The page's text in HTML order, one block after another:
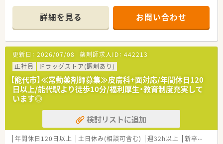
を広く展開している企業です。
■地域を大切にする企業として健康イベントや介護事業、お薬の
配達など社会貢献活動にも注力しています。
【店舗情報と応需状況について】
■JR五能線の能代駅から車で約5分という通勤しやすい立地に
店舗を構えております。
■1日の処方箋応需枚数は10枚程度と少なく面対応が中心でご
ざいますので落ち着いて業務に取り組めます。
■勤務体制は正社員薬剤師1名、パート薬剤師1名、事務員で協力
しながら業務を進めている状況です。
【求人情報について】
■ご経験に応じて年収600万円まで相談可能であり若くして高
年収を目指せる求人でございます。
詳細を見る お問い合わせ
更新日： 2026/07/08 薬剤師求人ID： 442213
正社員
ドラッグストア(調剤あり)
【能代市】≪常勤薬剤師募集≫皮膚科+面対応/年間休日120
日以上/能代駅より徒歩10分/福利厚生・教育制度充実して
います◎
検討リストに追加
年間休日120日以上 土日休み(相談可含む) 週32h以上 新卒可